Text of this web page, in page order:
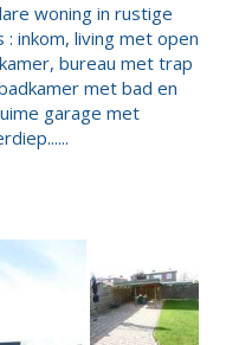
woning in rustige
: inkom, living met open
bureau met trap
met bad en
garage met